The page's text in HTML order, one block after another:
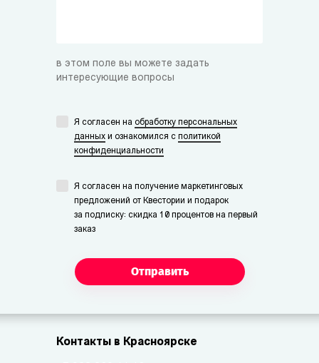
в этом поле вы можете задать
интересующие вопросы
Я согласен на обработку персональных
данных и ознакомился с политикой
конфиденциальности
Я согласен на получение маркетинговых
предложений от Квестории и подарок
за подписку: скидка 10 процентов на первый
заказ
Отправить
Контакты в Красноярске